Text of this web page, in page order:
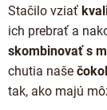
Stačilo vziať
ich prebrať a
skombinovať s
chutia naše
tak, ako majú